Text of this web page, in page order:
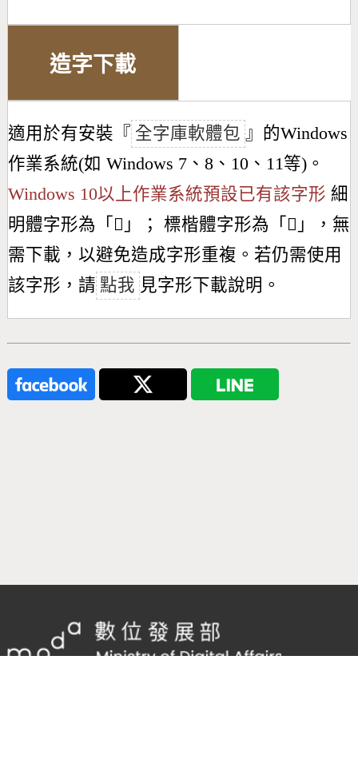
造字下載
適用於有安裝『 全字庫軟體包 』的Windows
作業系統(如 Windows 7、8、10、11等)。
Windows 10以上作業系統預設已有該字形 細
明體字形為「 𫀥 」； 標楷體字形為「 𫀥 」，無
需下載，以避免造成字形重複。若仍需使用
該字形，請 點我 見字形下載說明。